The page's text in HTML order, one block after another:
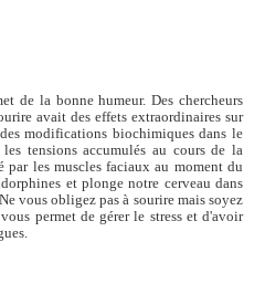
de la bonne humeur. Des chercheurs
avait des effets extraordinaires sur
modifications biochimiques dans le
tensions accumulés au cours de la
par les muscles faciaux au moment du
et plonge notre cerveau dans
vous obligez pas à sourire mais soyez
permet de gérer le stress et d'avoir